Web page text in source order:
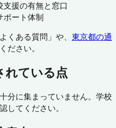
援の有無と窓口
ポート体制
くある質問」や、 東京都の通
ださい。
れている点
分に集まっていません。学校
してください。